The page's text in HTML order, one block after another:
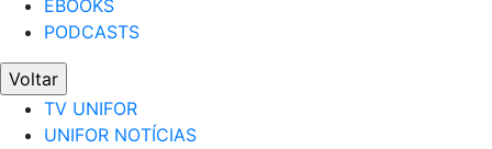
EBOOKS
PODCASTS
Voltar
TV UNIFOR
UNIFOR NOTÍCIAS